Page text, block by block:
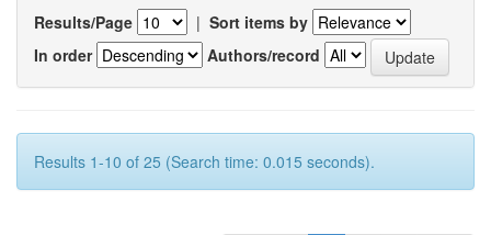
Results/Page | Sort items by
In order
Authors/record
Results 1-10 of 25 (Search time: 0.015 seconds).